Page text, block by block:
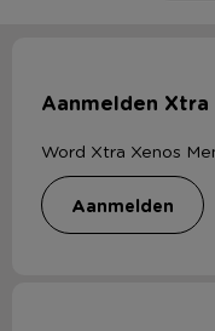
Aanmelden Xtra
Word Xtra Xenos
aanmelden